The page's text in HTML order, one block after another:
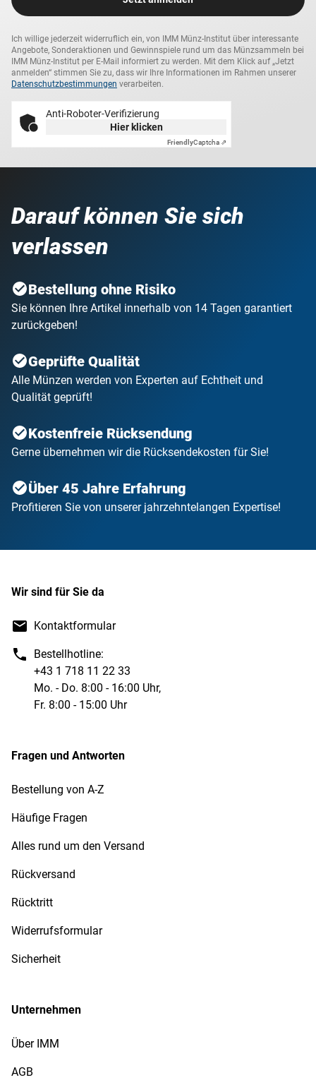
Ich willige jederzeit widerruflich ein, von IMM Münz-Institut über interessante
Angebote, Sonderaktionen und Gewinnspiele rund um das Münzsammeln bei
IMM Münz-Institut per E-Mail informiert zu werden. Mit dem Klick auf „Jetzt
anmelden“ stimmen Sie zu, dass wir Ihre Informationen im Rahmen unserer
Datenschutzbestimmungen verarbeiten.
Anti-Roboter-Verifizierung
Hier klicken
FriendlyCaptcha ⇗
Darauf können Sie sich
verlassen
Bestellung ohne Risiko
Sie können Ihre Artikel innerhalb von 14 Tagen garantiert
zurückgeben!
Geprüfte Qualität
Alle Münzen werden von Experten auf Echtheit und
Qualität geprüft!
Kostenfreie Rücksendung
Gerne übernehmen wir die Rücksendekosten für Sie!
Über 45 Jahre Erfahrung
Profitieren Sie von unserer jahrzehntelangen Expertise!
Wir sind für Sie da
Kontaktformular
Bestellhotline:
+43 1 718 11 22 33
Mo. - Do. 8:00 - 16:00 Uhr,
Fr. 8:00 - 15:00 Uhr
Fragen und Antworten
Bestellung von A-Z
Häufige Fragen
Alles rund um den Versand
Rückversand
Rücktritt
Widerrufsformular
Sicherheit
Unternehmen
Über IMM
AGB